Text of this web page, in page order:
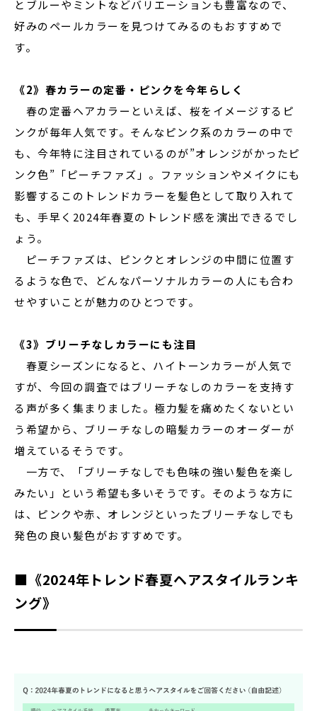
とブルーやミントなどバリエーションも豊富なので、
好みのペールカラーを見つけてみるのもおすすめで
す。
《2》春カラーの定番・ピンクを今年らしく
春の定番ヘアカラーといえば、桜をイメージするピ
ンクが毎年人気です。そんなピンク系のカラーの中で
も、今年特に注目されているのが”オレンジがかったピ
ンク色”「ピーチファズ」。ファッションやメイクにも
影響するこのトレンドカラーを髪色として取り入れて
も、手早く2024年春夏のトレンド感を演出できるでし
ょう。
ピーチファズは、ピンクとオレンジの中間に位置す
るような色で、どんなパーソナルカラーの人にも合わ
せやすいことが魅力のひとつです。
《3》ブリーチなしカラーにも注目
春夏シーズンになると、ハイトーンカラーが人気で
すが、今回の調査ではブリーチなしのカラーを支持す
る声が多く集まりました。極力髪を痛めたくないとい
う希望から、ブリーチなしの暗髪カラーのオーダーが
増えているそうです。
一方で、「ブリーチなしでも色味の強い髪色を楽し
みたい」という希望も多いそうです。そのような方に
は、ピンクや赤、オレンジといったブリーチなしでも
発色の良い髪色がおすすめです。
■《2024年トレンド春夏ヘアスタイルランキ
ング》